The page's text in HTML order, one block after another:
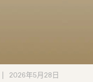
2026年5月28日